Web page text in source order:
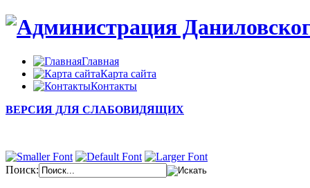
Главная
Карта сайта
Контакты
ВЕРСИЯ ДЛЯ СЛАБОВИДЯЩИХ
Поиск: